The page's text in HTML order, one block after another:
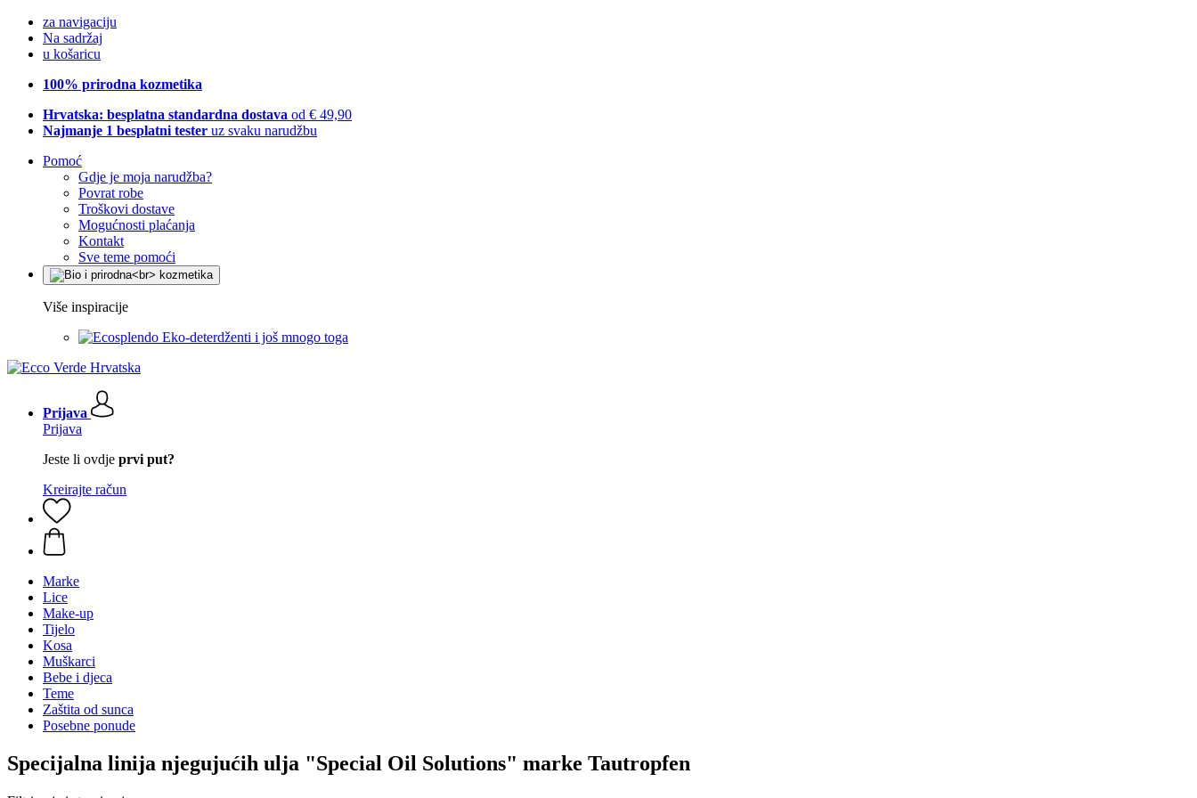
za navigaciju
Na sadržaj
u košaricu
100% prirodna kozmetika
Hrvatska: besplatna standardna dostava od € 49,90
Najmanje 1 besplatni tester uz svaku narudžbu
Pomoć
Gdje je moja narudžba?
Povrat robe
Troškovi dostave
Mogućnosti plaćanja
Kontakt
Sve teme pomoći
Više inspiracije
Eko-deterdženti i još mnogo toga
Prijava
Prijava
Jeste li ovdje prvi put?
Kreirajte račun
Marke
Lice
Make-up
Tijelo
Kosa
Muškarci
Bebe i djeca
Teme
Zaštita od sunca
Posebne ponude
Specijalna linija njegujućih ulja "Special Oil Solutions" marke Tautropfen